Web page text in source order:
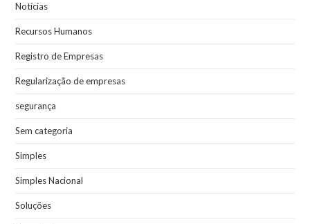
Notícias
Recursos Humanos
Registro de Empresas
Regularização de empresas
segurança
Sem categoria
Simples
Simples Nacional
Soluções